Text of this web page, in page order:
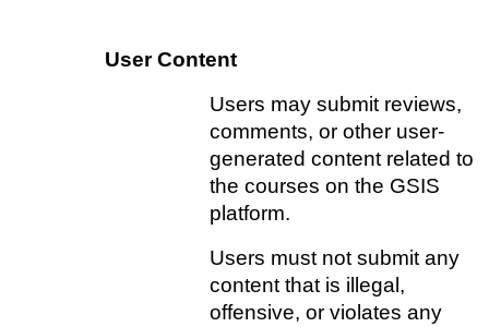
User Content
Users may submit reviews,
comments, or other user-
generated content related to
the courses on the GSIS
platform.
Users must not submit any
content that is illegal,
offensive, or violates any